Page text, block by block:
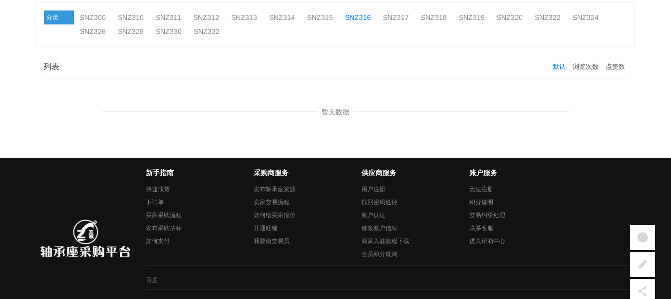
分类: SNZ300 SNZ310 SNZ311 SNZ312 SNZ313 SNZ314 SNZ315 SNZ316 SNZ317 SNZ318 SNZ319 SNZ320 SNZ322
SNZ324
SNZ326
SNZ328 SNZ330 SNZ332
列表 默认 浏览次数 点赞数
暂无数据
新手指南
快速找货
下订单
买家采购流程
发布采购招标
如何支付
采购商服务
发布轴承座资源
卖家交易流程
如何给买家报价
开通旺铺
我要做交易员
供应商服务
用户注册
找回密码途径
账户认证
修改账户信息
商家入驻教程下载
会员积分规则
账户服务
无法注册
积分说明
交易纠纷处理
联系客服
进入帮助中心
百度 |